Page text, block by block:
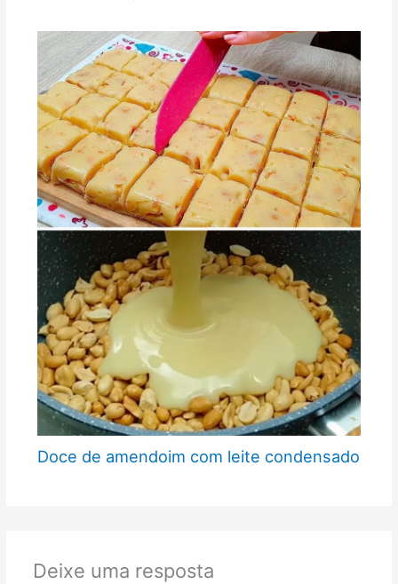
Doce de amendoim com leite condensado
Deixe uma resposta